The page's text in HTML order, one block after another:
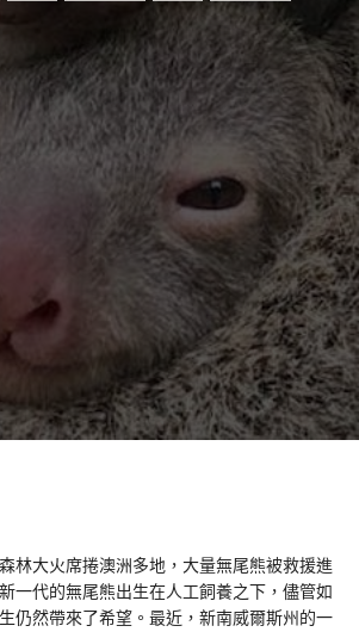
林大火席捲澳洲多地，大量無尾熊被救援進
一代的無尾熊出生在人工飼養之下，儘管如
仍然帶來了希望。最近，新南威爾斯州的一